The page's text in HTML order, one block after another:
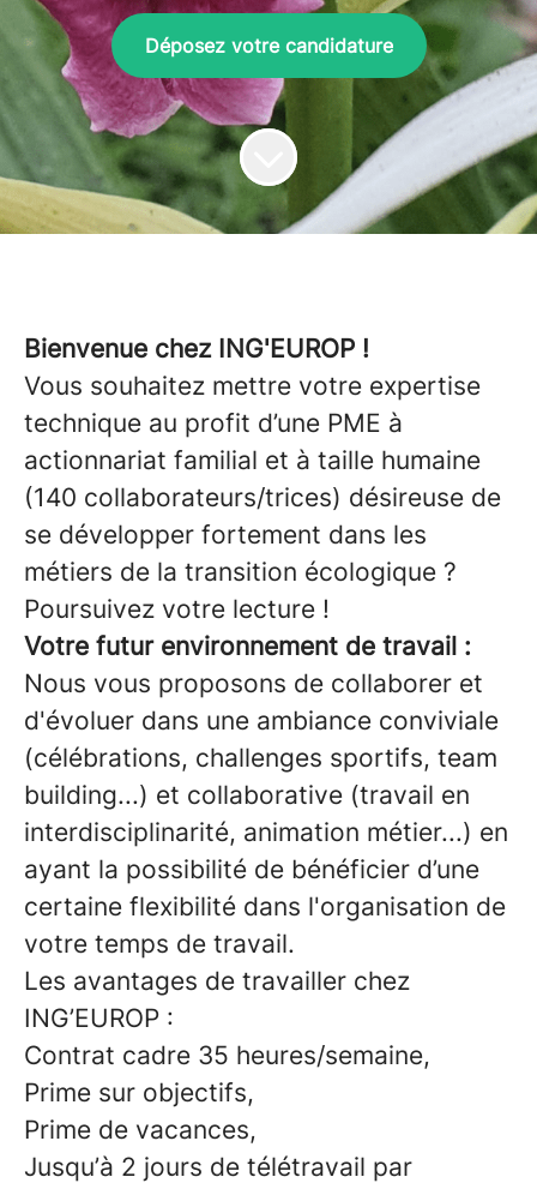
Déposez votre candidature
Bienvenue chez ING'EUROP !
Vous souhaitez mettre votre expertise
technique au profit d’une PME à
actionnariat familial et à taille humaine
(140 collaborateurs/trices) désireuse de
se développer fortement dans les
métiers de la transition écologique ?
Poursuivez votre lecture !
Votre futur environnement de travail :
Nous vous proposons de collaborer et
d'évoluer dans une ambiance conviviale
(célébrations, challenges sportifs, team
building...) et collaborative (travail en
interdisciplinarité, animation métier...) en
ayant la possibilité de bénéficier d’une
certaine flexibilité dans l'organisation de
votre temps de travail.
Les avantages de travailler chez
ING’EUROP :
Contrat cadre 35 heures/semaine,
Prime sur objectifs,
Prime de vacances,
Jusqu’à 2 jours de télétravail par